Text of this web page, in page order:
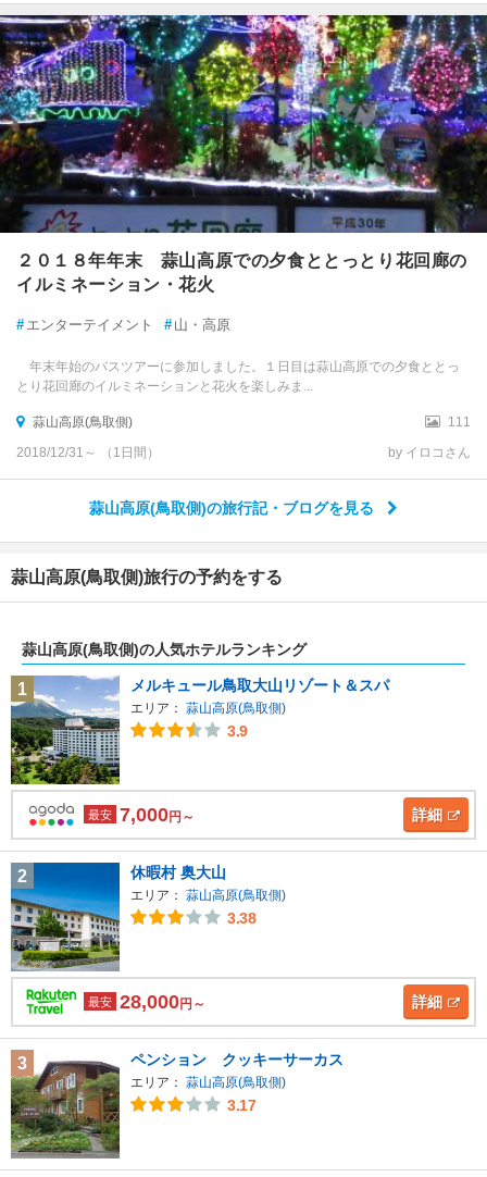
２０１８年年末 蒜山高原での夕食ととっとり花回廊の
イルミネーション・花火
# エンターテイメント # 山・高原
年末年始のバスツアーに参加しました。１日目は蒜山高原での夕食ととっ
とり花回廊のイルミネーションと花火を楽しみま...
蒜山高原(鳥取側)
111
2018/12/31～ （1日間）
by イロコさん
蒜山高原(鳥取側)の旅行記・ブログを見る
蒜山高原(鳥取側)旅行の予約をする
蒜山高原(鳥取側)の人気ホテルランキング
1 メルキュール鳥取大山リゾート＆スパ
エリア： 蒜山高原(鳥取側)
3.9
最安 7,000円～ 詳細
2 休暇村 奥大山
エリア： 蒜山高原(鳥取側)
3.38
最安 28,000円～ 詳細
3 ペンション クッキーサーカス
エリア： 蒜山高原(鳥取側)
3.17